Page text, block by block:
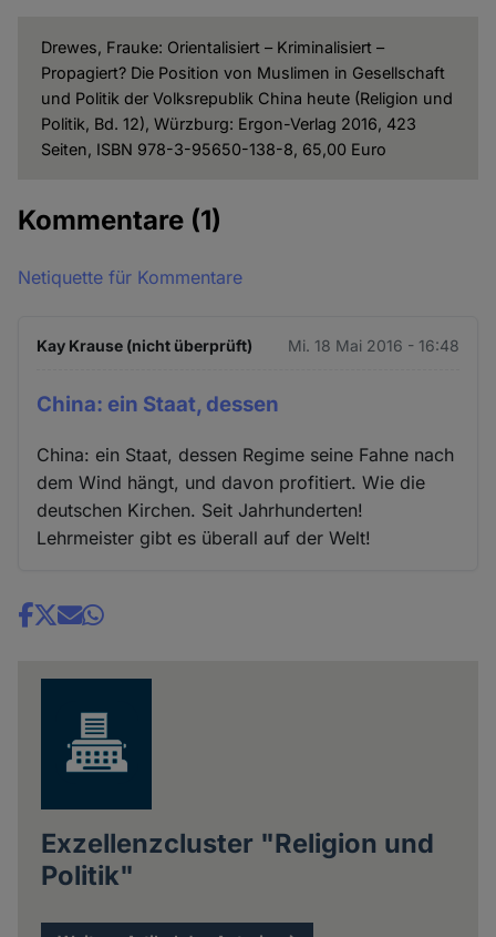
Drewes, Frauke: Orientalisiert – Kriminalisiert –
Propagiert? Die Position von Muslimen in Gesellschaft
und Politik der Volksrepublik China heute (Religion und
Politik, Bd. 12), Würzburg: Ergon-Verlag 2016, 423
Seiten, ISBN 978-3-95650-138-8, 65,00 Euro
Kommentare (1)
Netiquette für Kommentare
Kay Krause (nicht überprüft) Mi. 18 Mai 2016 - 16:48
China: ein Staat, dessen
China: ein Staat, dessen Regime seine Fahne nach
dem Wind hängt, und davon profitiert. Wie die
deutschen Kirchen. Seit Jahrhunderten!
Lehrmeister gibt es überall auf der Welt!
Share
Exzellenzcluster "Religion und
Politik"